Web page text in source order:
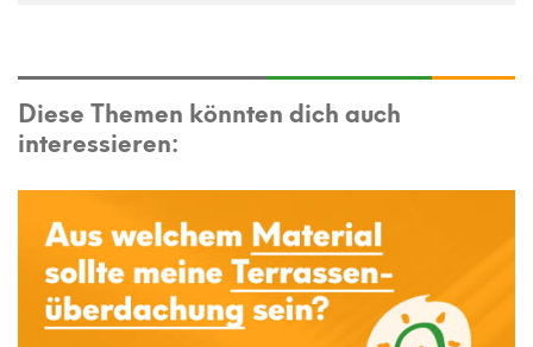
Diese Themen könnten dich auch
interessieren: